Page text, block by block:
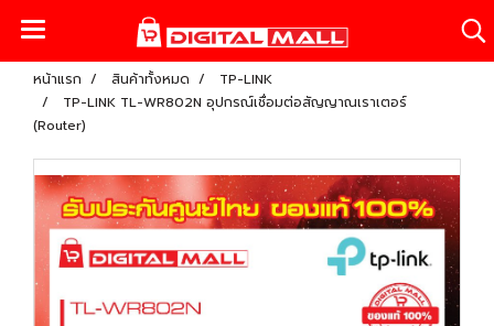
หน้าแรก สินค้าทั้งหมด
TP-LINK
TP-LINK TL-WR802N อุปกรณ์เชื่อมต่อสัญญาณเราเตอร์
(Router)